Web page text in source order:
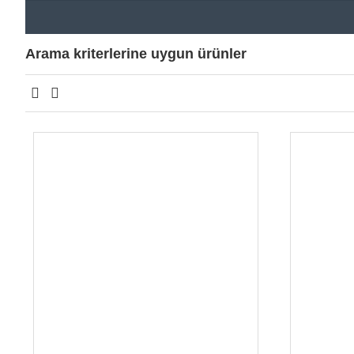
Arama kriterlerine uygun ürünler